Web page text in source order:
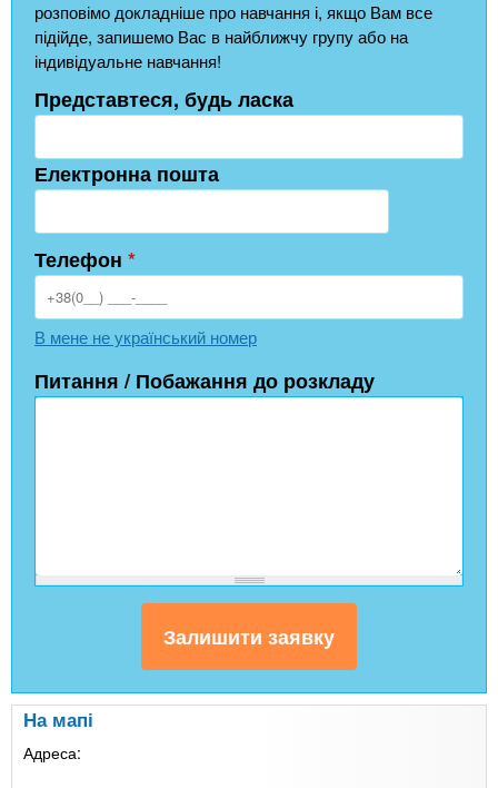
розповімо докладніше про навчання і, якщо Вам все
підійде, запишемо Вас в найближчу групу або на
індивідуальне навчання!
Представтеся, будь ласка
Електронна пошта
Телефон *
В мене не український номер
Питання / Побажання до розкладу
На мапі
Адреса: